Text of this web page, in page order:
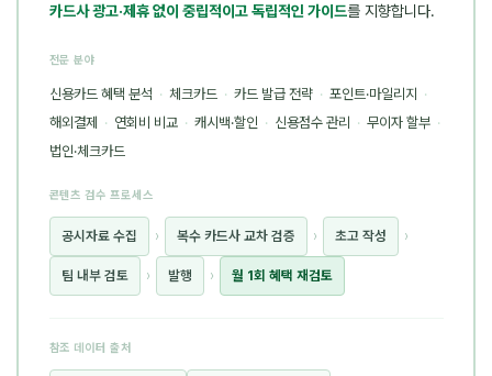
카드사 광고·제휴 없이 중립적이고 독립적인 가이드를 지향합니다.
전문 분야
신용카드 혜택 분석 · 체크카드 · 카드 발급 전략 · 포인트·마일리지 ·
해외결제 · 연회비 비교 · 캐시백·할인 · 신용점수 관리 · 무이자 할부 ·
법인·체크카드
콘텐츠 검수 프로세스
공시자료 수집 › 복수 카드사 교차 검증 › 초고 작성 ›
팀 내부 검토 › 발행 › 월 1회 혜택 재검토
참조 데이터 출처